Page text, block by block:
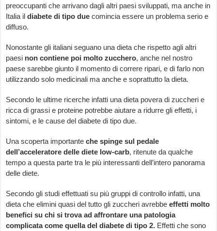
preoccupanti che arrivano dagli altri paesi sviluppati, ma anche in
Italia ildiabete di tipo due comincia essere un problema serio e
diffuso.
Nonostante gli italiani seguano una dieta che rispetto agli altri
paesi non contiene poi molto zucchero, anche nel nostro
paese sarebbe giunto il momento di correre ripari, e di farlo non
utilizzando solo medicinali ma anche e soprattutto la dieta.
Secondo le ultime ricerche infatti una dieta povera di zuccheri e
ricca di grassi e proteine potrebbe aiutare a ridurre gli effetti, i
sintomi, e le cause del diabete di tipo due.
Una scoperta importanteche spinge sul pedale
dell’acceleratore delle diete low-carb, ritenute da qualche
tempo a questa parte tra le più interessanti dell’intero panorama
delle diete.
Secondo gli studi effettuati su più gruppi di controllo infatti, una
dieta che elimini quasi del tutto gli zuccheri avrebbeeffetti molto
benefici su chi si trova ad affrontare una patologia
complicata come quella del diabete di tipo 2. Effetti che sono